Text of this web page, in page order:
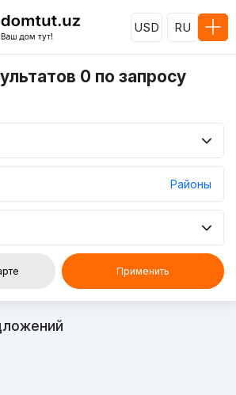
USD RU
0 по запросу
Районы
Применить